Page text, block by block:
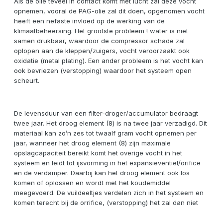
opnemen, vooral de PAG-olie zal dit doen, opgenomen vocht
heeft een nefaste invloed op de werking van de
klimaatbeheersing. Het grootste probleem ! water is niet
samen drukbaar, waardoor de compressor schade zal
oplopen aan de kleppen/zuigers, vocht veroorzaakt ook
oxidatie (metal plating). Een ander probleem is het vocht kan
ook bevriezen (verstopping) waardoor het systeem open
scheurt.
De levensduur van een filter-droger/accumulator bedraagt
twee jaar. Het droog element (8) is na twee jaar verzadigd. Dit
materiaal kan zo’n zes tot twaalf gram vocht opnemen per
jaar, wanneer het droog element (8) zijn maximale
opslagcapaciteit bereikt komt het overige vocht in het
systeem en leidt tot ijsvorming in het expansieventiel/orifice
en de verdamper. Daarbij kan het droog element ook los
komen of oplossen en wordt met het koudemiddel
meegevoerd. De vuildeeltjes verdelen zich in het systeem en
komen terecht bij de orrifice, (verstopping) het zal dan niet